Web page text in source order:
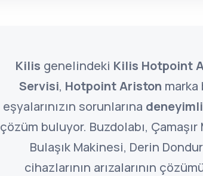
Kilis genelindeki Kilis Hotpoint
Servisi, Hotpoint Ariston marka
eşyalarınızın sorunlarına deneyimli
çözüm buluyor. Buzdolabı, Çamaşır
Bulaşık Makinesi, Derin
cihazlarının arızalarının